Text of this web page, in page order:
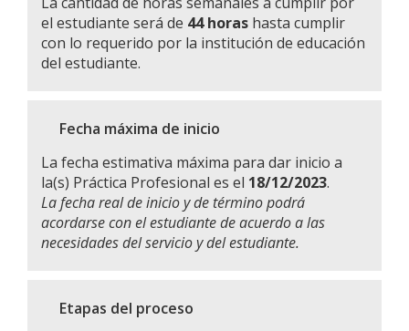
el estudiante será de 44 horas hasta cumplir
con lo requerido por la institución de educación
del estudiante.
Fecha máxima de inicio
La fecha estimativa máxima para dar inicio a
la(s) Práctica Profesional es el 18/12/2023.
La fecha real de inicio y de término podrá
acordarse con el estudiante de acuerdo a las
necesidades del servicio y del estudiante.
Etapas del proceso